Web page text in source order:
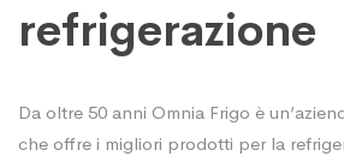
refrigerazione
Da oltre 50 anni Omnia Frigo è
che offre i migliori prodotti per la